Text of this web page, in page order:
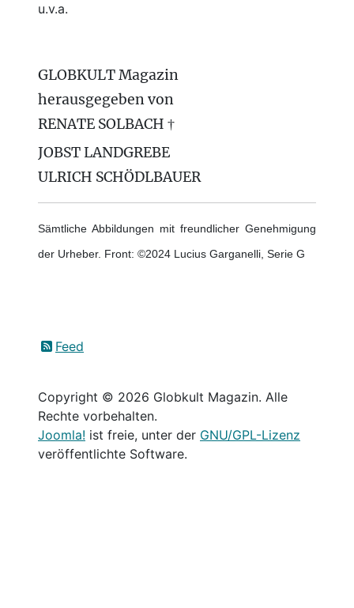
u.v.a.
GLOBKULT Magazin
herausgegeben von
RENATE SOLBACH †
JOBST LANDGREBE
ULRICH SCHÖDLBAUER
Sämtliche Abbildungen mit freundlicher Genehmigung
der Urheber. Front: ©2024 Lucius Garganelli, Serie G
Feed
Copyright © 2026 Globkult Magazin. Alle
Rechte vorbehalten.
Joomla! ist freie, unter der GNU/GPL-Lizenz
veröffentlichte Software.